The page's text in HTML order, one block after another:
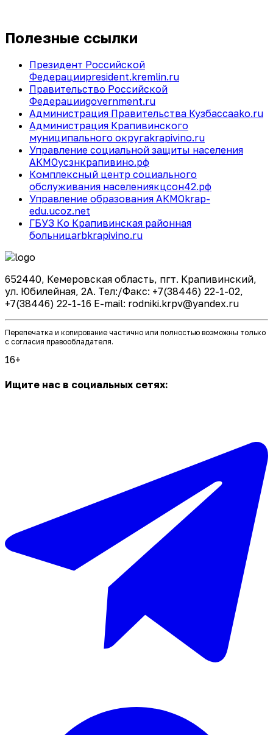
Полезные ссылки
Президент Российской
Федерацииpresident.kremlin.ru
Правительство Российской
Федерацииgovernment.ru
Администрация Правительства Кузбассаako.ru
Администрация Крапивинского
муниципального округаkrapivino.ru
Управление социальной защиты населения
АКМОусзнкрапивино.рф
Комплексный центр социального
обслуживания населениякцсон42.рф
Управление образования АКМОkrap-
edu.ucoz.net
ГБУЗ Ко Крапивинская районная
больницаrbkrapivino.ru
652440, Кемеровская область, пгт. Крапивинский,
ул. Юбилейная, 2А. Тел:/Факс: +7(38446) 22-1-02,
+7(38446) 22-1-16 E-mail: rodniki.krpv@yandex.ru
Перепечатка и копирование частично или полностью возможны только
с согласия правообладателя.
16+
Ищите нас в социальных сетях: